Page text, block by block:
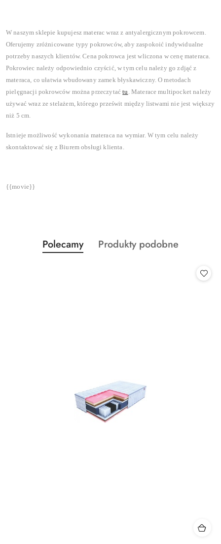
W naszym sklepie kupujesz materac wraz z antyalergicznym pokrowcem.
Oferujemy zróżnicowane typy pokrowców, aby zaspokoić indywidualne
potrzeby naszych klientów. Cena pokrowca jest wliczona w cenę materaca.
Pokrowiec należy odpowiednio czyścić, w tym celu należy go zdjąć z
materaca, co ułatwia wbudowany zamek błyskawiczny. O metodach
pielęgnacji pokrowców można przeczytaćtu . Materace multipocket należy
używać wraz ze stelażem, którego prześwit między listwami nie jest większy
niż 5 cm.
Istnieje możliwość wykonania materaca na wymiar. W tym celu należy
skontaktować się z Biurem obsługi klienta.
{{movie}}
Pomiń karuzelę produktów
Produkty
o
Polecamy
Produkty
Produkty podobne